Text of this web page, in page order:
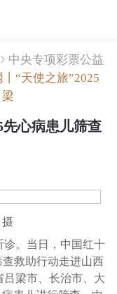
中央专项彩票公益
“天使之旅”2025
先心病患儿筛查
摄
诊。当日，中国红十
救助行动走进山西
梁市、长治市、大